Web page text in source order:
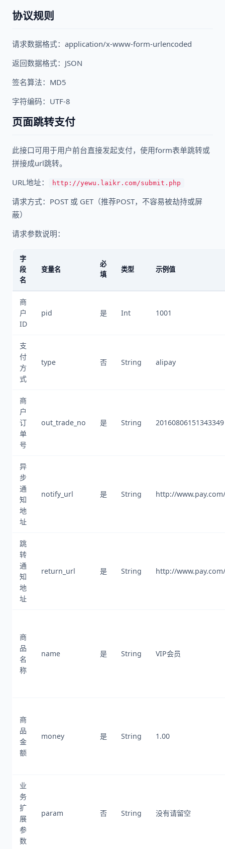
协议规则
请求数据格式：application/x-www-form-urlencoded
返回数据格式：JSON
签名算法：MD5
字符编码：UTF-8
页面跳转支付
此接口可用于用户前台直接发起支付，使用form表单跳转或
拼接成url跳转。
URL地址：
http://yewu.laikr.com/submit.php
请求方式：POST 或 GET（推荐POST，不容易被劫持或屏
蔽）
请求参数说明：
字
段
名
变量名
必
填
类型 示例值
商
户
ID
pid 是 Int 1001
支
付
方
式
type 否 String alipay
商
户
订
单
号
out_trade_no 是 String 20160806151343349
异
步
通
知
地
址
notify_url 是 String http://
跳
转
通
知
地
址
return_url 是 String http://
商
品
名
称
name 是 String VIP会员
商
品
金
额
money 是 String 1.00
业
务
扩
展
参
数
param 否 String 没有请留空